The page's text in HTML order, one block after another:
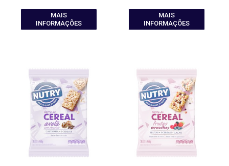
MAIS
INFORMAÇÕES
MAIS
INFORMAÇÕES